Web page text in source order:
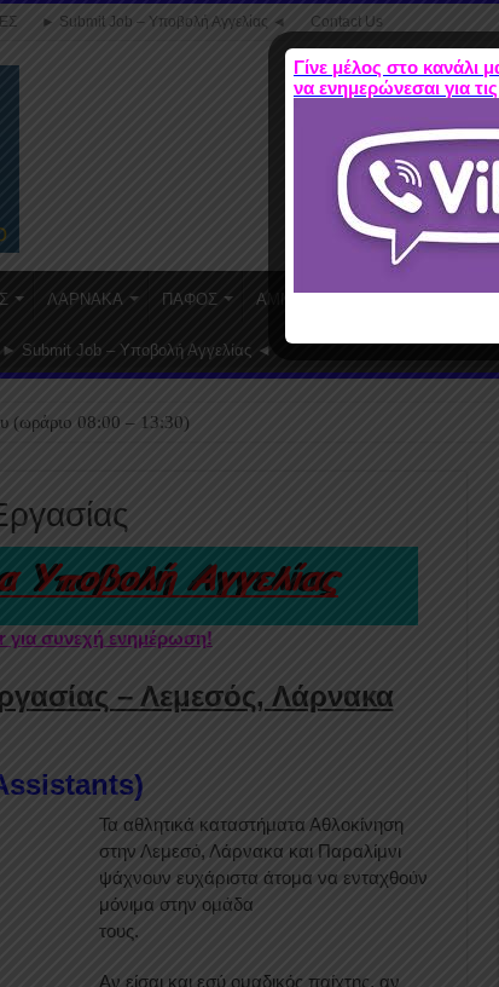
► Submit Job – Υποβολή Αγγελίας ◄ Contact Us
ΛΑΡΝΑΚΑ ΠΑΦΟΣ ΑΜΜΟΧΩΣΤΟΣ
► Submit Job – Υποβολή Αγγελίας ◄
(ωράριο 08:00 – 13:30)
για συνεχή ενημέρωση!
– Λεμεσός, Λάρνακα
Τα αθλητικά καταστήματα Αθλοκίνηση
στην Λεμεσό, Λάρνακα και Παραλίμνι
ψάχνουν ευχάριστα άτομα να ενταχθούν
μόνιμα στην ομάδα
τους.
Αν είσαι και εσύ ομαδικός παίχτης, αν
Γίνε μέλος στο κανάλι
να ενημερώνεσαι για